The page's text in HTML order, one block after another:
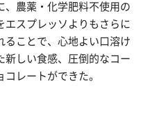
、農薬・化学肥料不使用の
エスプレッソよりもさらに
ることで、心地よい口溶け
新しい食感、圧倒的なコー
レートができた。